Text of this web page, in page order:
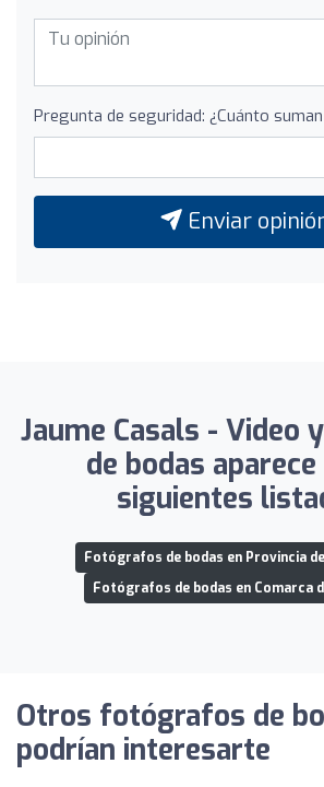
Pregunta de seguridad: ¿Cuánto
Enviar
Jaume Casals - Video
de bodas
siguientes
Fotógrafos de bodas en Provincia
Fotógrafos de bodas en Comarca
Otros fotógrafos de
podrían interesarte